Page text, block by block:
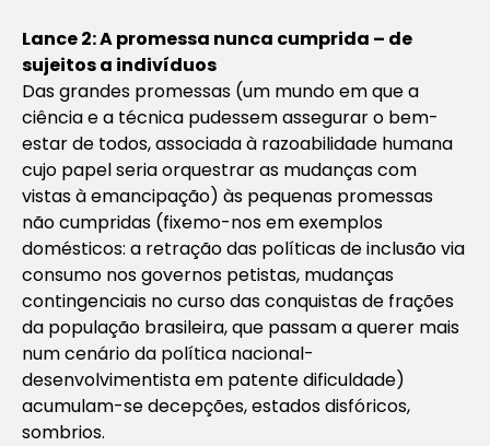
Lance 2: A promessa nunca cumprida – de
sujeitos a indivíduos
Das grandes promessas (um mundo em que a
ciência e a técnica pudessem assegurar o bem-
estar de todos, associada à razoabilidade humana
cujo papel seria orquestrar as mudanças com
vistas à emancipação) às pequenas promessas
não cumpridas (fixemo-nos em exemplos
domésticos: a retração das políticas de inclusão via
consumo nos governos petistas, mudanças
contingenciais no curso das conquistas de frações
da população brasileira, que passam a querer mais
num cenário da política nacional-
desenvolvimentista em patente dificuldade)
acumulam-se decepções, estados disfóricos,
sombrios.